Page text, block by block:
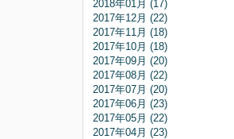
2018年01月 (17)
2017年12月 (22)
2017年11月 (18)
2017年10月 (18)
2017年09月 (20)
2017年08月 (22)
2017年07月 (20)
2017年06月 (23)
2017年05月 (22)
2017年04月 (23)